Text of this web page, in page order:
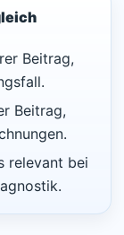
Beitrag,
Beitrag,
relevant bei